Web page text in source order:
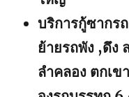
บริการกู้ซากร
ย้ายรถพัง ,ดึง
ลำคลอง ตกเข